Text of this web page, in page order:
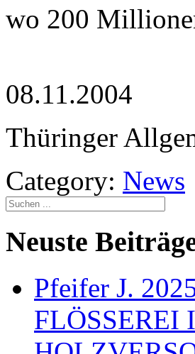
wo 200
08.11.2004
Thüringer
Category: News
Neuste
Pfeifer J.
FLÖSSEREI